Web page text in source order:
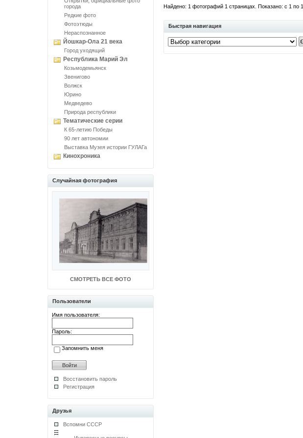
города
Редкие фото
Фотоэтюды
Нераспознанное
Йошкар-Ола 21 века
Город уходящий
Республика Марий Эл
Козьмодемьянск
Звенигово
Волжск
Юрино
Медведево
Природа республики
Тематические серии
К 65-летию Победы
90 лет автономии
Выставка Музея истории ГУЛАГа
Кинохроника
Случайная фотография
СМОТРЕТЬ ВСЕ ФОТО
Пользователи
Имя пользователя:
Пароль:
Запомнить меня
Восстановить пароль
Регистрация
Друзья
Вспомни СССР
Найдено: 1 фотографий 1 страницах. Показано: с 1 по 1.
Быстрая навигация